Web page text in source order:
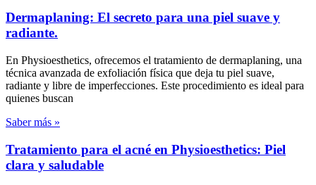
Dermaplaning: El secreto para una piel suave y
radiante.
En Physioesthetics, ofrecemos el tratamiento de dermaplaning, una
técnica avanzada de exfoliación física que deja tu piel suave,
radiante y libre de imperfecciones. Este procedimiento es ideal para
quienes buscan
Saber más »
Tratamiento para el acné en Physioesthetics: Piel
clara y saludable